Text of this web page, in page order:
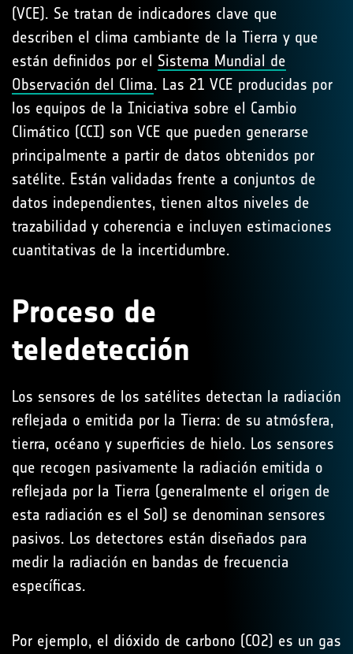
(VCE). Se tratan de indicadores clave que
describen el clima cambiante de la Tierra y que
están definidos por el Sistema Mundial de
Observación del Clima. Las 21 VCE producidas por
los equipos de la Iniciativa sobre el Cambio
Climático (CCI) son VCE que pueden generarse
principalmente a partir de datos obtenidos por
satélite. Están validadas frente a conjuntos de
datos independientes, tienen altos niveles de
trazabilidad y coherencia e incluyen estimaciones
cuantitativas de la incertidumbre.
Proceso de
teledetección
Los sensores de los satélites detectan la radiación
reflejada o emitida por la Tierra: de su atmósfera,
tierra, océano y superficies de hielo. Los sensores
que recogen pasivamente la radiación emitida o
reflejada por la Tierra (generalmente el origen de
esta radiación es el Sol) se denominan sensores
pasivos. Los detectores están diseñados para
medir la radiación en bandas de frecuencia
específicas.
Por ejemplo, el dióxido de carbono (CO2) es un gas